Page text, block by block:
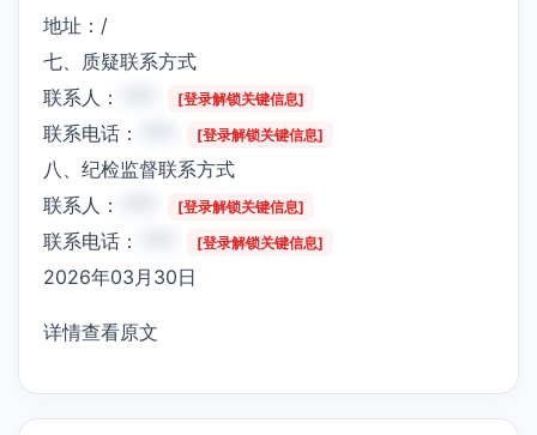
地址：/
七、质疑联系方式
联系人：
[登录解锁关键信息]
联系电话： [登录解锁关键信息]
八、纪检监督联系方式
联系人：
[登录解锁关键信息]
联系电话： [登录解锁关键信息]
2026年03月30日
详情查看原文